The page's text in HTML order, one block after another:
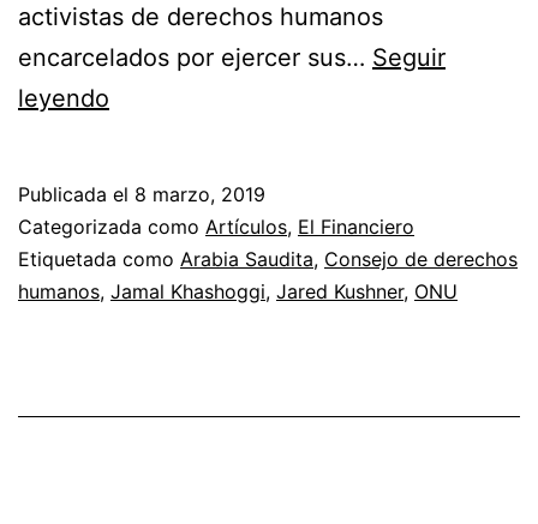
activistas de derechos humanos
encarcelados por ejercer sus… Seguir
leyendo
Arabia
Saudita?
Publicada el 8 marzo, 2019
Categorizada como Artículos, El Financiero
Etiquetada como Arabia Saudita, Consejo de derechos
humanos, Jamal Khashoggi, Jared Kushner, ONU